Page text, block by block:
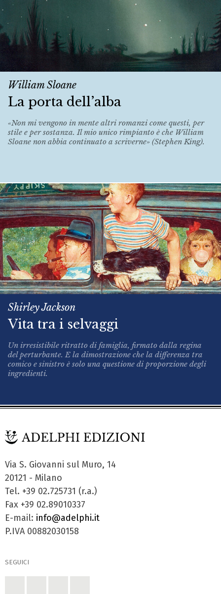
William Sloane
La porta dell’alba
«Non mi vengono in mente altri romanzi come questi, per
stile e per sostanza. Il mio unico rimpianto è che William
Sloane non abbia continuato a scriverne» (Stephen King).
Shirley Jackson
Vita tra i selvaggi
Un irresistibile ritratto di famiglia, firmato dalla regina
del perturbante. E la dimostrazione che la differenza tra
comico e sinistro è solo una questione di proporzione degli
ingredienti.
Via S. Giovanni sul Muro, 14
20121 - Milano
Tel. +39 02.725731 (r.a.)
Fax +39 02.89010337
E-mail: info@adelphi.it
P.IVA 00882030158
SEGUICI